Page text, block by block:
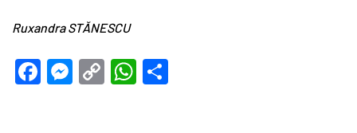
Ruxandra STĂNESCU
Facebook
Messenger
CopyWhatsApp